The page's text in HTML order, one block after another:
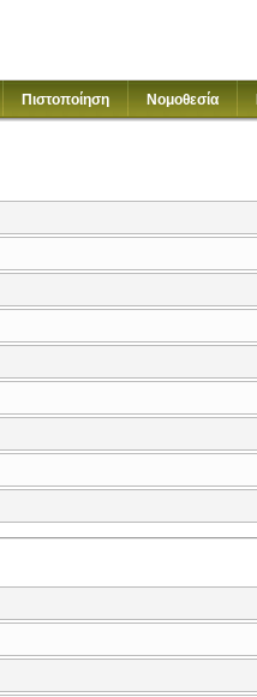
Πιστοποίηση Νομοθεσία